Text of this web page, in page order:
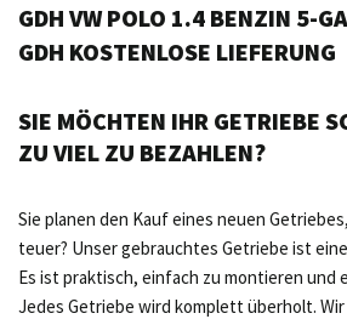
GDH VW POLO 1.4 BENZIN 5-
GDH KOSTENLOSE LIEFERUNG
SIE MÖCHTEN IHR GETRIEBE
ZU VIEL ZU BEZAHLEN?
Sie planen den Kauf eines neuen
teuer? Unser gebrauchtes Getriebe ist
Es ist praktisch, einfach zu montieren und
Jedes Getriebe wird komplett überholt.